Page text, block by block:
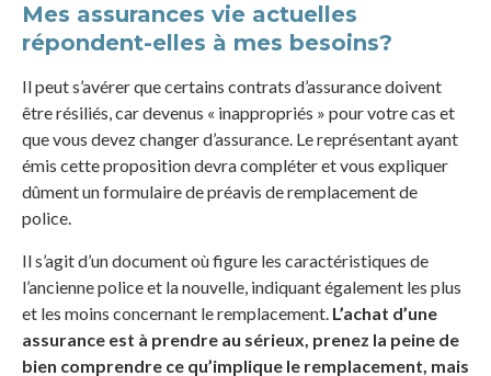
Mes assurances vie actuelles
répondent-elles à mes besoins?
Il peut s’avérer que certains contrats d’assurance doivent
être résiliés, car devenus « inappropriés » pour votre cas et
que vous devez changer d’assurance. Le représentant ayant
émis cette proposition devra compléter et vous expliquer
dûment un formulaire de préavis de remplacement de
police.
Il s’agit d’un document où figure les caractéristiques de
l’ancienne police et la nouvelle, indiquant également les plus
et les moins concernant le remplacement. L’achat d’une
assurance est à prendre au sérieux, prenez la peine de
bien comprendre ce qu’implique le remplacement, mais